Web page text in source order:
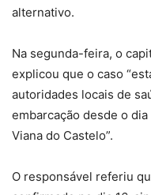
alternativo.
Na segunda-feira, o
explicou que o caso
autoridades locais de
embarcação desde o
Viana do Castelo”.
O responsável referiu